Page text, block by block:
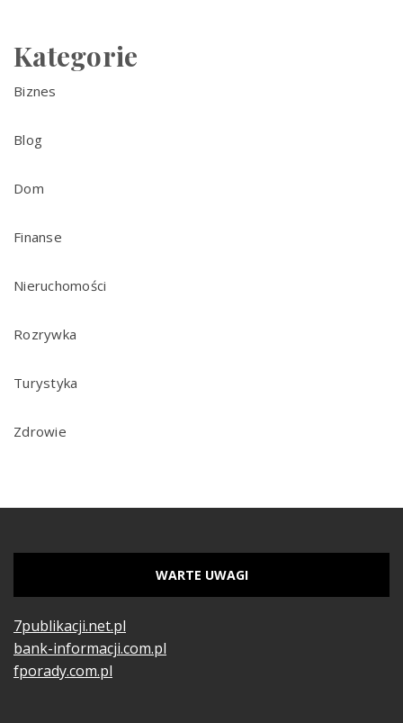
Kategorie
Biznes
Blog
Dom
Finanse
Nieruchomości
Rozrywka
Turystyka
Zdrowie
WARTE UWAGI
7publikacji.net.pl
bank-informacji.com.pl
fporady.com.pl